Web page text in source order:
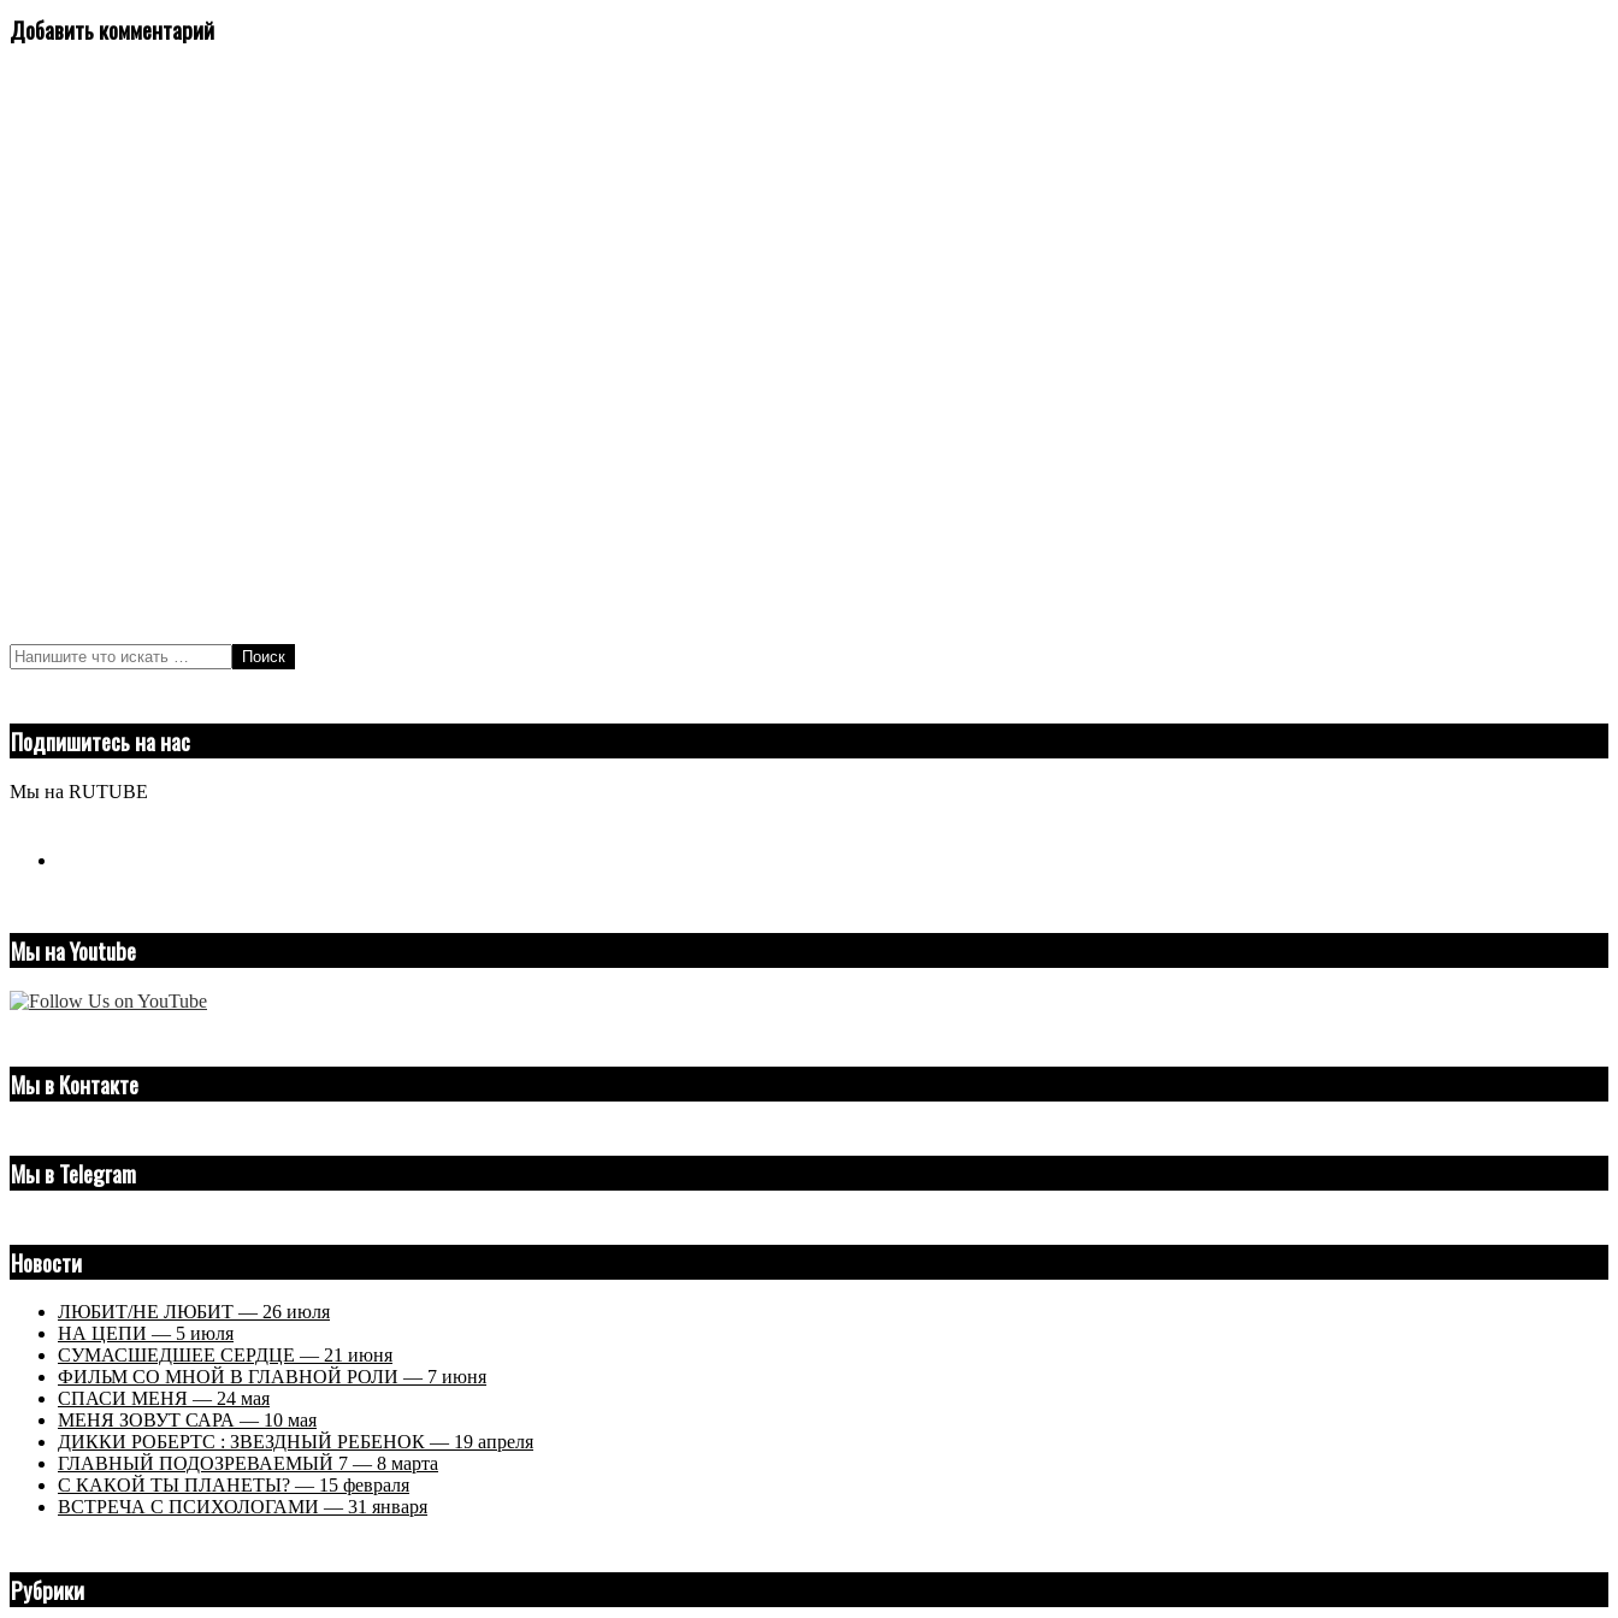
Добавить комментарий
Поиск
Подпишитесь на нас
Мы на RUTUBE
Мы на Youtube
Мы в Контакте
Мы в Telegram
Новости
ЛЮБИТ/НЕ ЛЮБИТ — 26 июля
НА ЦЕПИ — 5 июля
СУМАСШЕДШЕЕ СЕРДЦЕ — 21 июня
ФИЛЬМ СО МНОЙ В ГЛАВНОЙ РОЛИ — 7 июня
СПАСИ МЕНЯ — 24 мая
МЕНЯ ЗОВУТ САРА — 10 мая
ДИККИ РОБЕРТС : ЗВЕЗДНЫЙ РЕБЕНОК — 19 апреля
ГЛАВНЫЙ ПОДОЗРЕВАЕМЫЙ 7 — 8 марта
С КАКОЙ ТЫ ПЛАНЕТЫ? — 15 февраля
ВСТРЕЧА С ПСИХОЛОГАМИ — 31 января
Рубрики